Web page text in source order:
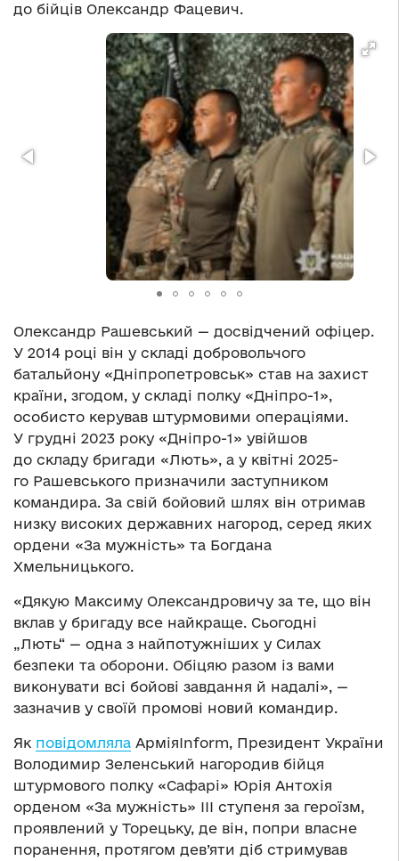
до бійців Олександр Фацевич.
Олександр Рашевський — досвідчений офіцер.
У 2014 році він у складі добровольчого
батальйону «Дніпропетровськ» став на захист
країни, згодом, у складі полку «Дніпро-1»,
особисто керував штурмовими операціями.
У грудні 2023 року «Дніпро-1» увійшов
до складу бригади «Лють», а у квітні 2025-
го Рашевського призначили заступником
командира. За свій бойовий шлях він отримав
низку високих державних нагород, серед яких
ордени «За мужність» та Богдана
Хмельницького.
«Дякую Максиму Олександровичу за те, що він
вклав у бригаду все найкраще. Сьогодні
„Лють“ — одна з найпотужніших у Силах
безпеки та оборони. Обіцяю разом із вами
виконувати всі бойові завдання й надалі», —
зазначив у своїй промові новий командир.
Як повідомляла АрміяInform, Президент України
Володимир Зеленський нагородив бійця
штурмового полку «Сафарі» Юрія Антохія
орденом «За мужність» III ступеня за героїзм,
проявлений у Торецьку, де він, попри власне
поранення, протягом дев’яти діб стримував